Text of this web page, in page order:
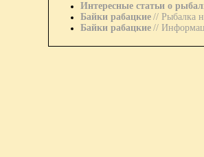
Интересные статьи о
Байки рабацкие // Рыбалка
Байки рабацкие //